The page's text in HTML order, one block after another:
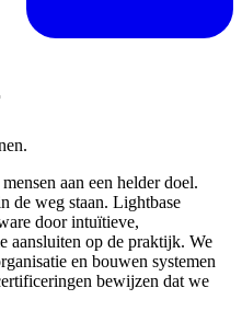
aan een helder doel.
de weg staan. Lightbase
door intuïtieve,
aansluiten op de praktijk. We
en bouwen systemen
bewijzen dat we